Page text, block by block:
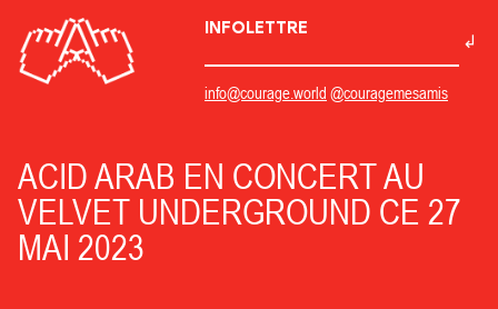
INFOLETTRE
info@courage.world @couragemesamis
ACID ARAB EN CONCERT AU
VELVET UNDERGROUND CE 27
MAI 2023